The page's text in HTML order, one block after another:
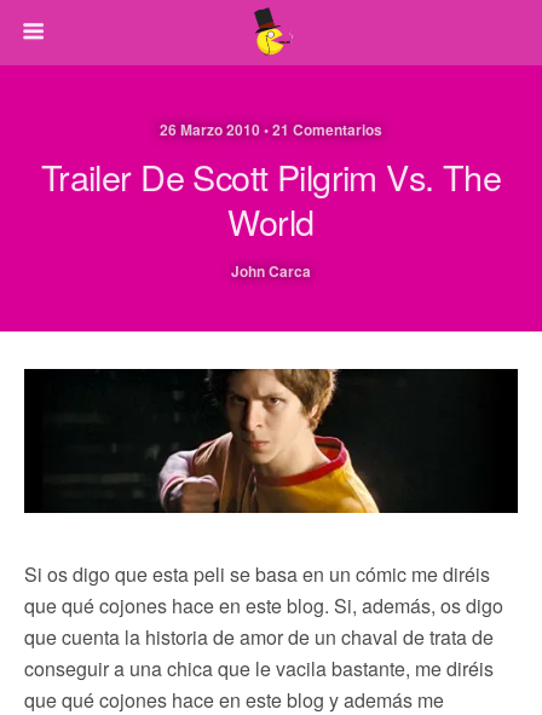
26 Marzo 2010 • 21 Comentarios
Trailer De Scott Pilgrim Vs. The
World
John Carca
Si os digo que esta peli se basa en un cómic me diréis
que qué cojones hace en este blog. Si, además, os digo
que cuenta la historia de amor de un chaval de trata de
conseguir a una chica que le vacila bastante, me diréis
que qué cojones hace en este blog y además me